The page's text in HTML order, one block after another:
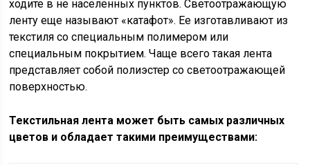
ходите в не населенных пунктов. Светоотражающую
ленту еще называют «катафот». Ее изготавливают из
текстиля со специальным полимером или
специальным покрытием. Чаще всего такая лента
представляет собой полиэстер со светоотражающей
поверхностью.
Текстильная лента может быть самых различных
цветов и обладает такими преимуществами: